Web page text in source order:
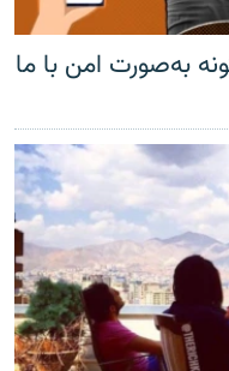
به‌صورت امن با ما